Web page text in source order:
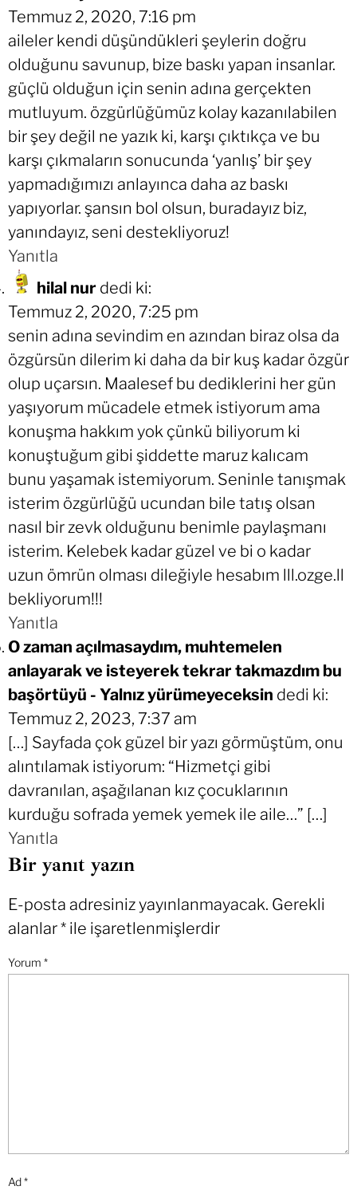
Temmuz 2, 2020, 7:16 pm
aileler kendi düşündükleri şeylerin doğru
olduğunu savunup, bize baskı yapan insanlar.
güçlü olduğun için senin adına gerçekten
mutluyum. özgürlüğümüz kolay kazanılabilen
bir şey değil ne yazık ki, karşı çıktıkça ve bu
karşı çıkmaların sonucunda ‘yanlış’ bir şey
yapmadığımızı anlayınca daha az baskı
yapıyorlar. şansın bol olsun, buradayız biz,
yanındayız, seni destekliyoruz!
Yanıtla
hilal nur dedi ki:
Temmuz 2, 2020, 7:25 pm
senin adına sevindim en azından biraz olsa da
özgürsün dilerim ki daha da bir kuş kadar özgür
olup uçarsın. Maalesef bu dediklerini her gün
yaşıyorum mücadele etmek istiyorum ama
konuşma hakkım yok çünkü biliyorum ki
konuştuğum gibi şiddette maruz kalıcam
bunu yaşamak istemiyorum. Seninle tanışmak
isterim özgürlüğü ucundan bile tatış olsan
nasıl bir zevk olduğunu benimle paylaşmanı
isterim. Kelebek kadar güzel ve bi o kadar
uzun ömrün olması dileğiyle hesabım lll.ozge.ll
bekliyorum!!!
Yanıtla
O zaman açılmasaydım, muhtemelen
anlayarak ve isteyerek tekrar takmazdım bu
başörtüyü - Yalnız yürümeyeceksin dedi ki:
Temmuz 2, 2023, 7:37 am
[…] Sayfada çok güzel bir yazı görmüştüm, onu
alıntılamak istiyorum: “Hizmetçi gibi
davranılan, aşağılanan kız çocuklarının
kurduğu sofrada yemek yemek ile aile…” […]
Yanıtla
Bir yanıt yazın
E-posta adresiniz yayınlanmayacak. Gerekli
alanlar* ile işaretlenmişlerdir
Yorum *
Ad*